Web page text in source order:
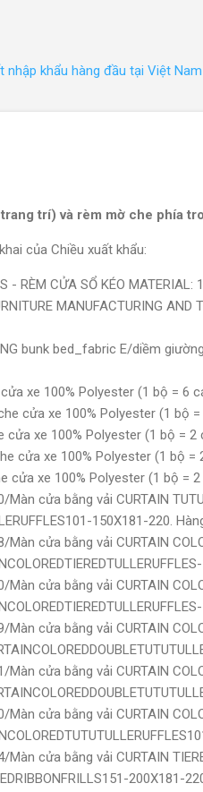
khẩu hàng đầu tại Việt Nam
trí) và rèm mờ che phía
của Chiều xuất khẩu:
RÈM CỬA SỔ KÉO MATERIAL:
MANUFACTURING AND
bunk bed_fabric E/diềm
xe 100% Polyester (1 bộ = 6
cửa xe 100% Polyester (1 bộ
cửa xe 100% Polyester (1 bộ = 2
cửa xe 100% Polyester (1 bộ =
cửa xe 100% Polyester (1 bộ =
cửa bằng vải CURTAIN
150X181-220.
cửa bằng vải CURTAIN
cửa bằng vải CURTAIN
cửa bằng vải CURTAIN
cửa bằng vải CURTAIN
cửa bằng vải CURTAIN
cửa bằng vải CURTAIN
200X181-